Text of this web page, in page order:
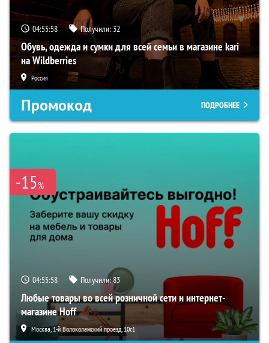
04:55:57 Получили: 32
Обувь, одежда и сумки для всей семьи в магазине kari
на Wildberries
Россия
Промокод ПОДРОБНЕЕ
-15%
04:55:57 Получили:83
Любые товары во всей розничной сети и интернет-
магазине Hoff
Москва, 1-й Волоколамский проезд, 10с1